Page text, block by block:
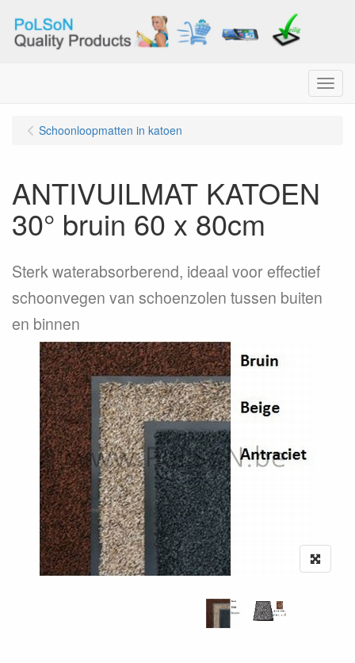
Menu
Schoonloopmatten in katoen
ANTIVUILMAT KATOEN
30° bruin 60 x 80cm
Sterk waterabsorberend, ideaal voor effectief
schoonvegen van schoenzolen tussen buiten
en binnen